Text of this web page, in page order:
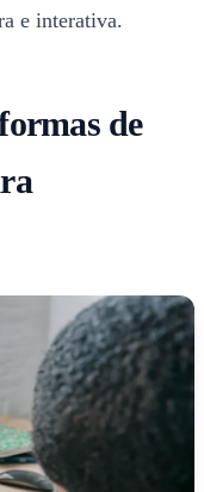
e interativa.
de